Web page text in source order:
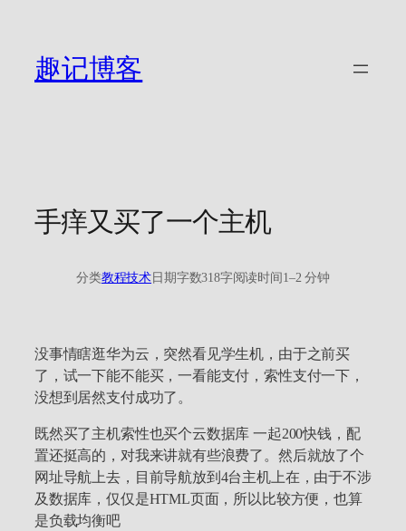
趣记博客
手痒又买了一个主机
分类教程技术 日期字数318字阅读时间 1–2 分钟
没事情瞎逛华为云，突然看见学生机，由于之前买
了，试一下能不能买，一看能支付，索性支付一下，
没想到居然支付成功了。
既然买了主机索性也买个云数据库 一起200快钱，配
置还挺高的，对我来讲就有些浪费了。然后就放了个
网址导航上去，目前导航放到4台主机上在，由于不涉
及数据库，仅仅是HTML页面，所以比较方便，也算
是负载均衡吧